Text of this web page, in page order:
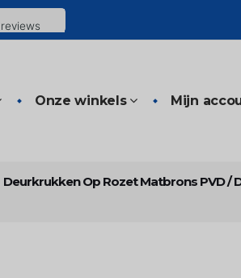
Onze winkels Mijn
Deurkrukken Op Rozet Matbrons PVD/